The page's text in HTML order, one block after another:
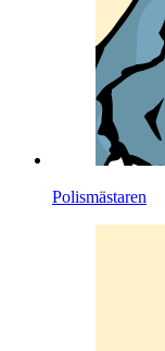
Polismästaren